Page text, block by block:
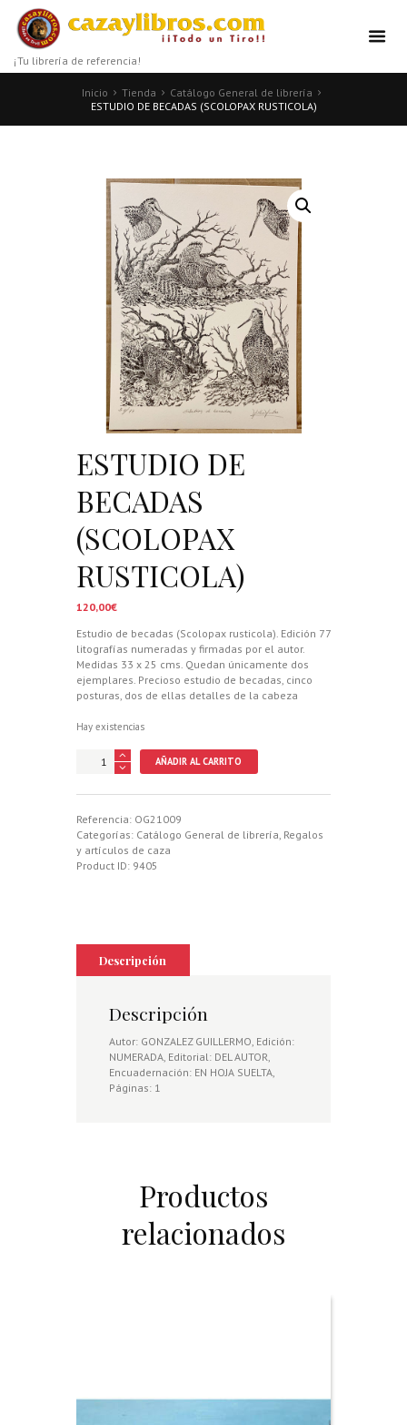
¡Tu librería de referencia!
Inicio Tienda
Catálogo General de librería
ESTUDIO DE BECADAS (SCOLOPAX RUSTICOLA)
ESTUDIO DE
BECADAS
(SCOLOPAX
RUSTICOLA)
120,00€
Estudio de becadas (Scolopax rusticola). Edición 77
litografías numeradas y firmadas por el autor.
Medidas 33 x 25 cms. Quedan únicamente dos
ejemplares. Precioso estudio de becadas, cinco
posturas, dos de ellas detalles de la cabeza
Hay existencias
ESTUDIO
RUSTICOLA)
cantidad
AÑADIR AL CARRITO
Referencia: OG21009
Categorías: Catálogo General de librería Regalos
y artículos de caza
Product ID: 9405
Descripción
Descripción
Autor: GONZALEZ GUILLERMO, Edición:
NUMERADA, Editorial: DEL AUTOR,
Encuadernación: EN HOJA SUELTA,
Páginas: 1
Productos
relacionados